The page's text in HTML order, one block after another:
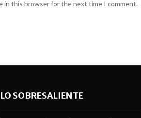
in this browser for the next time I comment.
LO SOBRESALIENTE